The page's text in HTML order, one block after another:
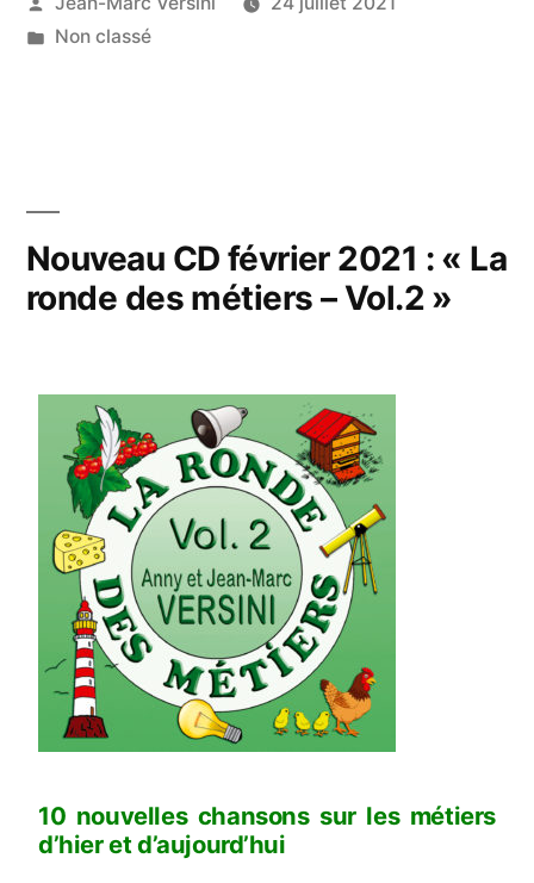
Non classé
Nouveau CD février 2021 : « La
ronde des métiers – Vol.2 »
10 nouvelles chansons sur les métiers
d’hier et d’aujourd’hui